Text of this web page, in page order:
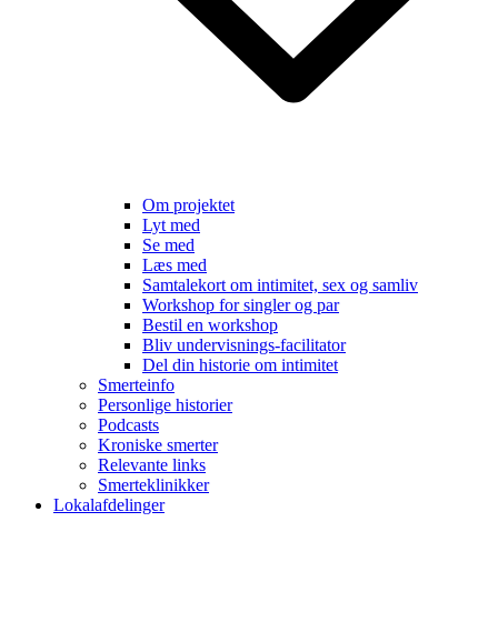
Om projektet
Lyt med
Se med
Læs med
Samtalekort om intimitet, sex og samliv
Workshop for singler og par
Bestil en workshop
Bliv undervisnings-facilitator
Del din historie om intimitet
Smerteinfo
Personlige historier
Podcasts
Kroniske smerter
Relevante links
Smerteklinikker
Lokalafdelinger